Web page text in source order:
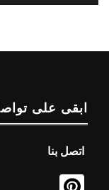
ابقى على
اتصل بنا